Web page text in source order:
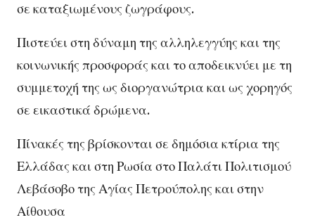
σε καταξιωμένους ζωγράφους.
Πιστεύει στη δύναμη της αλληλεγγύης και της
κοινωνικής προσφοράς και το αποδεικνύει με τη
συμμετοχή της ως διοργανώτρια και ως χορηγός
σε εικαστικά δρώμενα.
Πίνακές της βρίσκονται σε δημόσια κτίρια της
Ελλάδας και στη Ρωσία στο Παλάτι Πολιτισμού
Λεβάσοβο της Αγίας Πετρούπολης και στην
Αίθουσα